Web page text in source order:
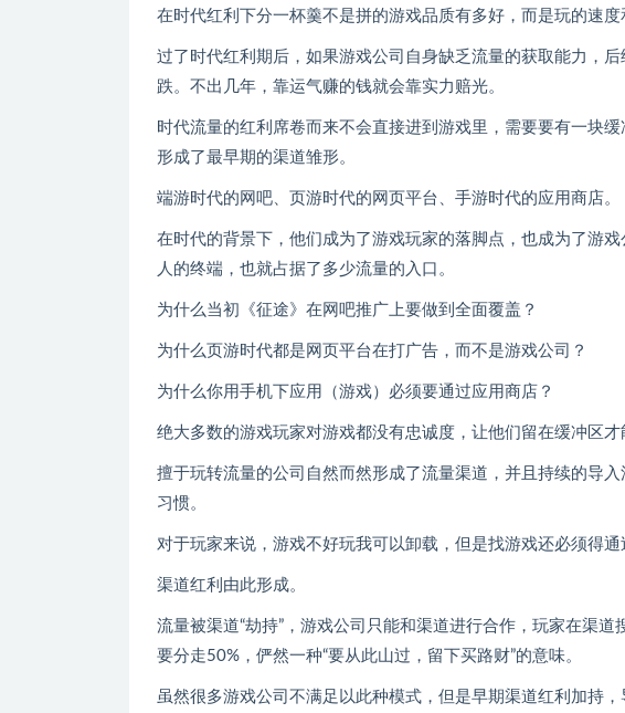
在时代红利下分一杯羹不是拼的游戏品质有多好，而是玩的速度
过了时代红利期后，如果游戏公司自身缺乏流量的获取能力，
跌。不出几年，靠运气赚的钱就会靠实力赔光。
时代流量的红利席卷而来不会直接进到游戏里，需要要有一块
形成了最早期的渠道雏形。
端游时代的网吧、页游时代的网页平台、手游时代的应用商店。
在时代的背景下，他们成为了游戏玩家的落脚点，也成为了游
人的终端，也就占据了多少流量的入口。
为什么当初《征途》在网吧推广上要做到全面覆盖？
为什么页游时代都是网页平台在打广告，而不是游戏公司？
为什么你用手机下应用（游戏）必须要通过应用商店？
绝大多数的游戏玩家对游戏都没有忠诚度，让他们留在缓冲区才
擅于玩转流量的公司自然而然形成了流量渠道，并且持续的导
习惯。
对于玩家来说，游戏不好玩我可以卸载，但是找游戏还必须得通
渠道红利由此形成。
流量被渠道“劫持”，游戏公司只能和渠道进行合作，玩家在渠
要分走50%，俨然一种“要从此山过，留下买路财”的意味。
虽然很多游戏公司不满足以此种模式，但是早期渠道红利加持